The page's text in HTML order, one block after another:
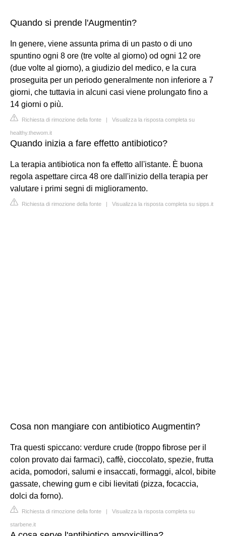
Quando si prende l'Augmentin?
In genere, viene assunta prima di un pasto o di uno
spuntino ogni 8 ore (tre volte al giorno) od ogni 12 ore
(due volte al giorno), a giudizio del medico, e la cura
proseguita per un periodo generalmente non inferiore a 7
giorni, che tuttavia in alcuni casi viene prolungato fino a
14 giorni o più.
Richiesta di rimozione della fonte | Visualizza la risposta completa su
healthy.thewom.it
Quando inizia a fare effetto antibiotico?
La terapia antibiotica non fa effetto all'istante. È buona
regola aspettare circa 48 ore dall'inizio della terapia per
valutare i primi segni di miglioramento.
Richiesta di rimozione della fonte | Visualizza la risposta completa su sipps.it
Cosa non mangiare con antibiotico Augmentin?
Tra questi spiccano: verdure crude (troppo fibrose per il
colon provato dai farmaci), caffè, cioccolato, spezie, frutta
acida, pomodori, salumi e insaccati, formaggi, alcol, bibite
gassate, chewing gum e cibi lievitati (pizza, focaccia,
dolci da forno).
Richiesta di rimozione della fonte | Visualizza la risposta completa su
starbene.it